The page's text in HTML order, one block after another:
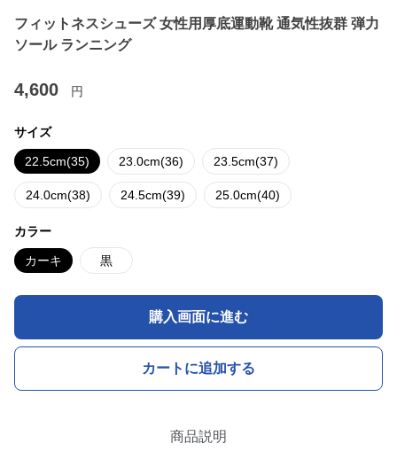
フィットネスシューズ 女性用厚底運動靴 通気性抜群 弾力
ソール ランニング
4,600 円
サイズ
22.5cm(35) 23.0cm(36) 23.5cm(37)
24.0cm(38) 24.5cm(39) 25.0cm(40)
カラー
カーキ 黒
購入画面に進む
カートに追加する
商品説明